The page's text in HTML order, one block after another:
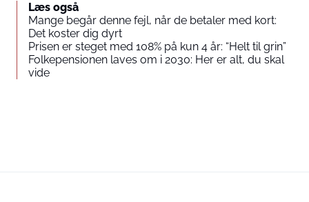
Læs også
Mange begår denne fejl, når de betaler med kort:
Det koster dig dyrt
Prisen er steget med 108% på kun 4 år: “Helt til grin”
Folkepensionen laves om i 2030: Her er alt, du skal
vide